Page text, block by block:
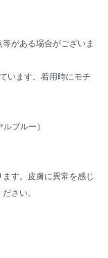
がある場合がございま
います。着用時にモチ
ブルー）
す。皮膚に異常を感じ
さい。